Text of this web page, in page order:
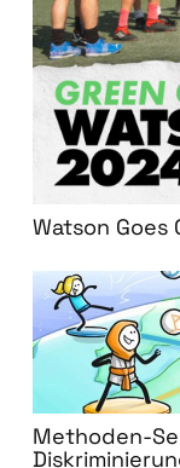
Watson Goes
Methoden-